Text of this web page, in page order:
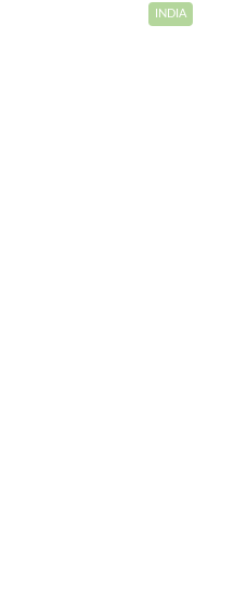
INDIA